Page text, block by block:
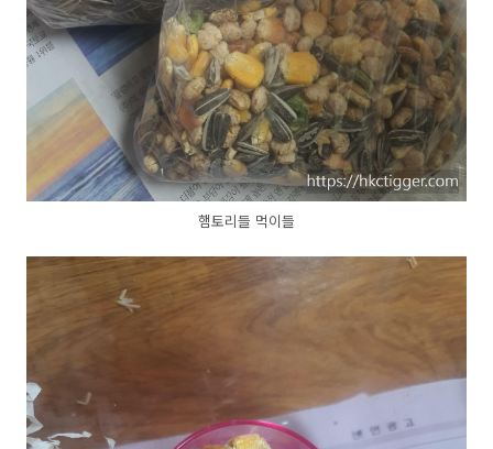
햄토리들 먹이들